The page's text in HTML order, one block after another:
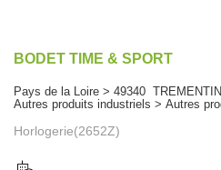
BODET TIME & SPORT
Pays de la Loire > 49340
Autres produits industriels > Autres
Horlogerie(2652Z)